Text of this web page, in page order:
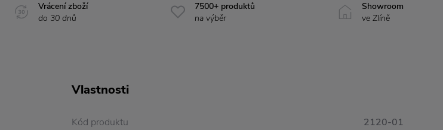
Vrácení zboží
do 30 dnů
7500+ produktů
na výběr
Showroom
ve Zlíně
Vlastnosti
Kód produktu 2120-01